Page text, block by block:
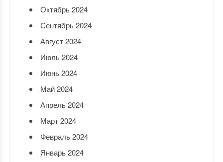
Октябрь 2024
Сентябрь 2024
Август 2024
Июль 2024
Июнь 2024
Май 2024
Апрель 2024
Март 2024
Февраль 2024
Январь 2024